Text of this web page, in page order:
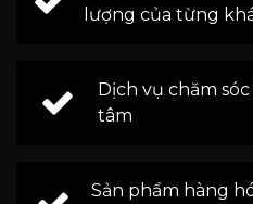
lượng của từng
Dịch vụ chăm
tâm
Sản phẩm hàng